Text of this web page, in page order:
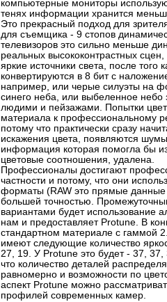
компьютерные мониторы
тенях информации хранится
Это прекрасный подход для
для съемщика - 9 стопов
телевизоров это сильно меньше
реальных высококонтрастных сцен,
яркие источники света, после того
конвертируются в 8 бит с
например, или черые силуэты на
синего неба, или выбеленное
людими и пейзажами. Попытки
материала к профессиональному
потому что практически сразу
искажения цвета, появляются
информация которая помогла бы
цветовые соотношения, удалена.
Профессионалы достигают
частности и потому, что они
форматы (RAW это прямые
большей точностью.
вариантами будет использование
нам и предоставляет Protune. В
стандартном материале с гаммой
имеют следующие количество
27, 19. У Protune это будет - 37, 37,
что количество деталей
равномерно и возможности по
аспект Protune можно
профилей современных камер.